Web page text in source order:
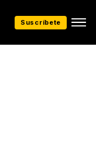
Suscríbete